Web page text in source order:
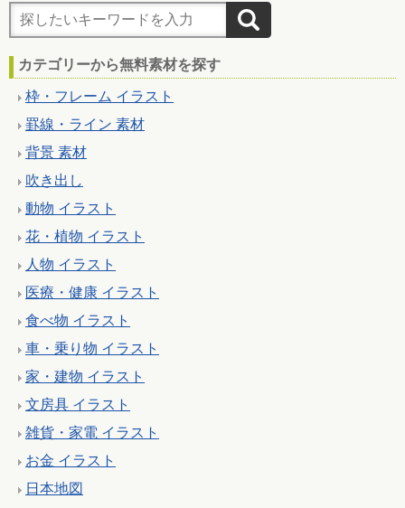
カテゴリーから無料素材を探す
枠・フレーム イラスト
罫線・ライン 素材
背景 素材
吹き出し
動物 イラスト
花・植物 イラスト
人物 イラスト
医療・健康 イラスト
食べ物 イラスト
車・乗り物 イラスト
家・建物 イラスト
文房具 イラスト
雑貨・家電 イラスト
お金 イラスト
日本地図